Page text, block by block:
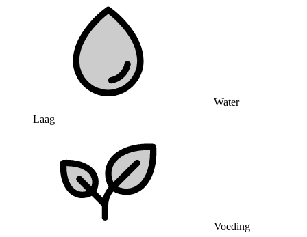
Water
Laag
Voeding